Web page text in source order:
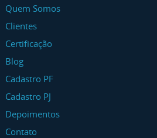
Quem Somos
Clientes
Certificação
Blog
Cadastro PF
Cadastro PJ
Depoimentos
Contato